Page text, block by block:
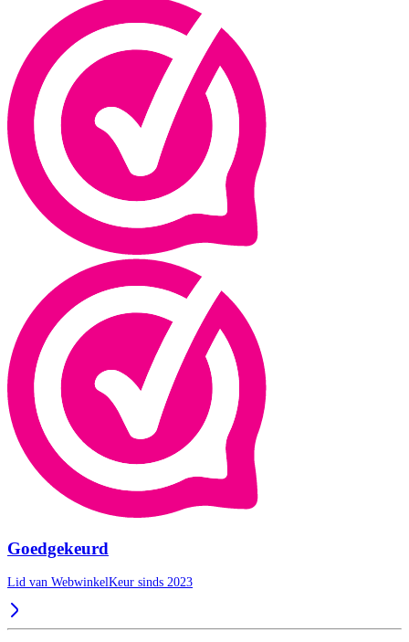
Goedgekeurd
Lid van WebwinkelKeur sinds 2023